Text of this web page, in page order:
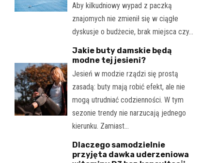
Aby kilkudniowy wypad z paczką
znajomych nie zmienił się w ciągłe
dyskusje o budżecie, brak miejsca czy…
Jakie buty damskie będą
modne tej jesieni?
Jesień w modzie rządzi się prostą
zasadą: buty mają robić efekt, ale nie
mogą utrudniać codzienności. W tym
sezonie trendy nie narzucają jednego
kierunku. Zamiast…
Dlaczego samodzielnie
przyjęta dawka uderzeniowa